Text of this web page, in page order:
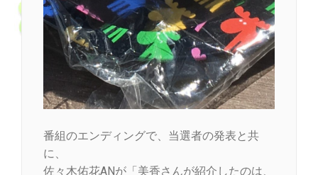
番組のエンディングで、当選者の発表と共
に、
佐々木佑花ANが「美香さんが紹介したのは、